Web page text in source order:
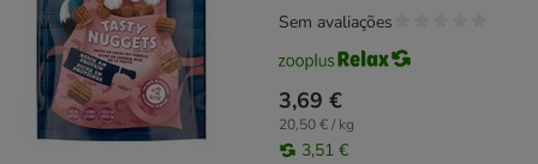
3,69 €
20,50 € / kg
3,51 €
Sem avaliações